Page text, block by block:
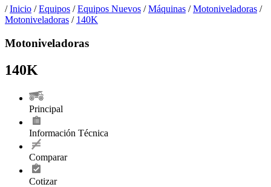
/Inicio /Equipos /Equipos Nuevos /Máquinas /Motoniveladoras /
Motoniveladoras / 140K
Motoniveladoras
140K
Principal
Información Técnica
Comparar
Cotizar